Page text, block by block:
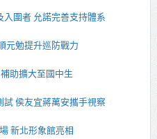
圍者 允諾完善支持體系
元勉提升巡防戰力
助擴大至國中生
侯友宜蔣萬安攜手視察
新北形象館亮相